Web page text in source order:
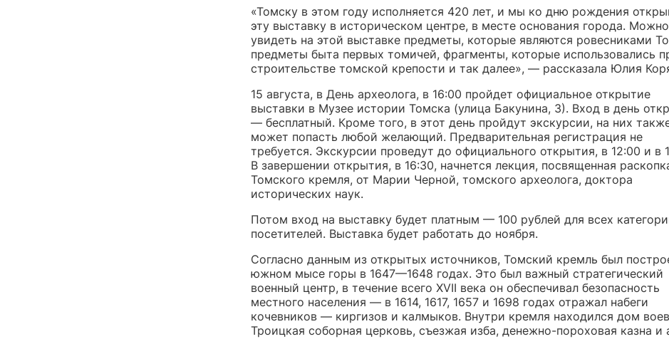
«Томску в этом году исполняется 420 лет, и мы ко дню рождения
эту выставку в историческом центре, в месте основания города. Можно
увидеть на этой выставке предметы, которые являются ровесниками
предметы быта первых томичей, фрагменты, которые использовались
строительстве томской крепости и так далее», — рассказала Юлия
15 августа, в День археолога, в 16:00 пройдет официальное открытие
выставки в Музее истории Томска (улица Бакунина, 3). Вход в день
— бесплатный. Кроме того, в этот день пройдут экскурсии, на них
может попасть любой желающий. Предварительная регистрация не
требуется. Экскурсии проведут до официального открытия, в 12:00 и в
В завершении открытия, в 16:30, начнется лекция, посвященная
Томского кремля, от Марии Черной, томского археолога, доктора
исторических наук.
Потом вход на выставку будет платным — 100 рублей для всех
посетителей. Выставка будет работать до ноября.
Согласно данным из открытых источников, Томский кремль был
южном мысе горы в 1647—1648 годах. Это был важный стратегический
военный центр, в течение всего XVII века он обеспечивал безопасность
местного населения — в 1614, 1617, 1657 и 1698 годах отражал набеги
кочевников — киргизов и калмыков. Внутри кремля находился дом
Троицкая соборная церковь, съезжая изба, денежно-пороховая казна и